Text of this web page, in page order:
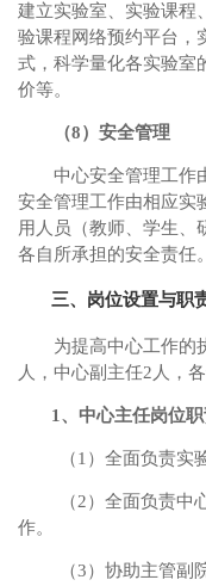
建立实验室、实验课程
验课程网络预约平台，
式，科学量化各实验室
价等。
（8）安全管理
中心安全管理工作
安全管理工作由相应实
用人员（教师、学生、
各自所承担的安全责任。
三、岗位设置与职
为提高中心工作的
人，中心副主任2 人，
1 、中心主任岗位
（1 ）全面负责实
（2）全面负责中
作。
（3）协助主管副